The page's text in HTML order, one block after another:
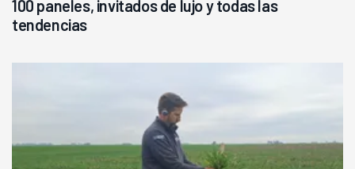
100 paneles, invitados de lujo y todas las
tendencias